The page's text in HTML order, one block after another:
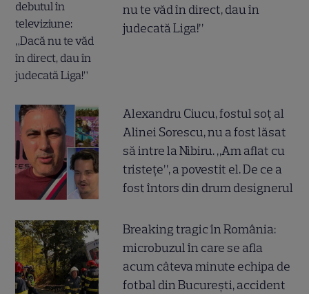
nu te văd în direct, dau în
judecată Liga!”
Alexandru Ciucu, fostul soț al
Alinei Sorescu, nu a fost lăsat
să intre la Nibiru. „Am aflat cu
tristețe”, a povestit el. De ce a
fost întors din drum designerul
Breaking tragic în România:
microbuzul în care se afla
acum câteva minute echipa de
fotbal din București, accident